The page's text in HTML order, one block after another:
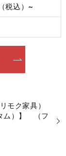
込）~
ク家具）
ム）】 （フ